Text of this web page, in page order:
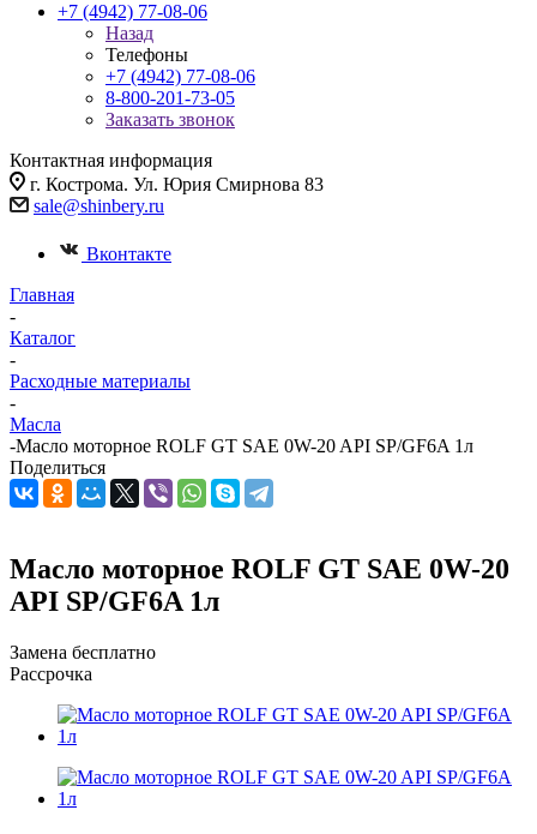
+7 (4942) 77-08-06
Назад
Телефоны
+7 (4942) 77-08-06
8-800-201-73-05
Заказать звонок
Контактная информация
г. Кострома. Ул. Юрия Смирнова 83
sale@shinbery.ru
Вконтакте
Главная
-
Каталог
-
Расходные материалы
-
Масла
-Масло мотоpное ROLF GT SAE 0W-20 API SP/GF6A 1л
Поделиться
Масло мотоpное ROLF GT SAE 0W-20
API SP/GF6A 1л
Замена бесплатно
Рассрочка